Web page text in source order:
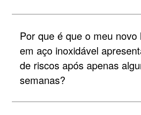
Por que é que o meu novo
em aço inoxidável
de riscos após apenas
semanas?